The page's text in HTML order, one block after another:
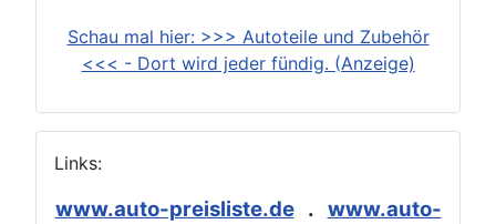
Schau mal hier: >>> Autoteile und Zubehör
<<< - Dort wird jeder fündig. (Anzeige)
Links:
www.auto-preisliste.de. www.auto-